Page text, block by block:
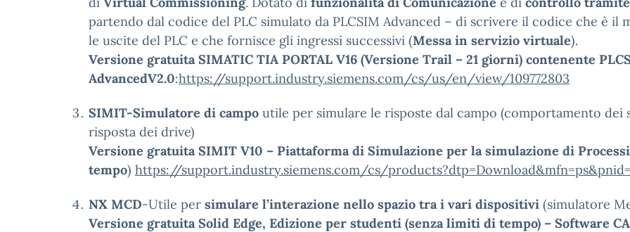
partendo dal codice del PLC simulato da PLCSIM Advanced – di scrivere il codice che è il
le uscite del PLC e che fornisce gli ingressi successivi (Messa in servizio virtuale).
Versione gratuita SIMATIC TIA PORTAL V16 (Versione Trail – 21 giorni) contenente
AdvancedV2.0:https://support.industry.siemens.com/cs/us/en/view/109772803
SIMIT-Simulatore di campo utile per simulare le risposte dal campo (comportamento
risposta dei drive)
Versione gratuita SIMIT V10 – Piattaforma di Simulazione per la simulazione di
tempo) https://support.industry.siemens.com/cs/
NX MCD-Utile per simulare l’interazione nello spazio tra i vari dispositivi (simulatore
Versione gratuita Solid Edge, Edizione per studenti (senza limiti di tempo) – Software